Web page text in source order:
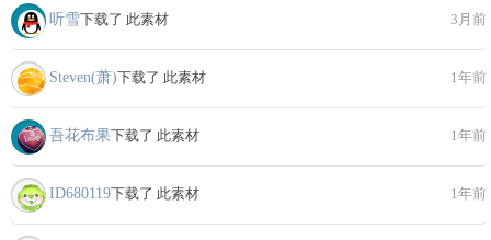
听雪下载了 此素材 3月前
Steven(萧)下载了 此素材 1年前
吾花布果下载了 此素材 1年前
ID680119下载了 此素材 1年前